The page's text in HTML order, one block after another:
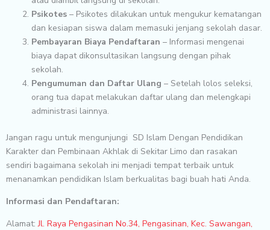
Psikotes – Psikotes dilakukan untuk mengukur kematangan
dan kesiapan siswa dalam memasuki jenjang sekolah dasar.
Pembayaran Biaya Pendaftaran – Informasi mengenai
biaya dapat dikonsultasikan langsung dengan pihak
sekolah.
Pengumuman dan Daftar Ulang – Setelah lolos seleksi,
orang tua dapat melakukan daftar ulang dan melengkapi
administrasi lainnya.
Jangan ragu untuk mengunjungi SD Islam Dengan Pendidikan
Karakter dan Pembinaan Akhlak di Sekitar Limo dan rasakan
sendiri bagaimana sekolah ini menjadi tempat terbaik untuk
menanamkan pendidikan Islam berkualitas bagi buah hati Anda.
Informasi dan Pendaftaran:
Alamat:Jl. Raya Pengasinan No.34, Pengasinan, Kec. Sawangan,